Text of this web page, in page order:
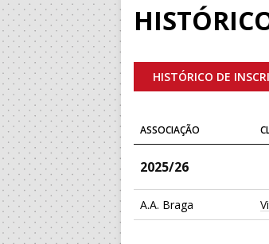
HISTÓRICO DE
ASSOCIAÇÃO
2025/26
A.A. Braga